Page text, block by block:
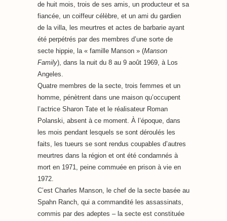
de huit mois, trois de ses amis, un producteur et sa
fiancée, un coiffeur célèbre, et un ami du gardien
de la villa, les meurtres et actes de barbarie ayant
été perpétrés par des membres d’une sorte de
secte hippie, la « famille Manson » (Manson
Family), dans la nuit du 8 au 9 août 1969, à Los
Angeles.
Quatre membres de la secte, trois femmes et un
homme, pénètrent dans une maison qu’occupent
l’actrice Sharon Tate et le réalisateur Roman
Polanski, absent à ce moment. À l’époque, dans
les mois pendant lesquels se sont déroulés les
faits, les tueurs se sont rendus coupables d’autres
meurtres dans la région et ont été condamnés à
mort en 1971, peine commuée en prison à vie en
1972.
C’est Charles Manson, le chef de la secte basée au
Spahn Ranch, qui a commandité les assassinats,
commis par des adeptes – la secte est constituée